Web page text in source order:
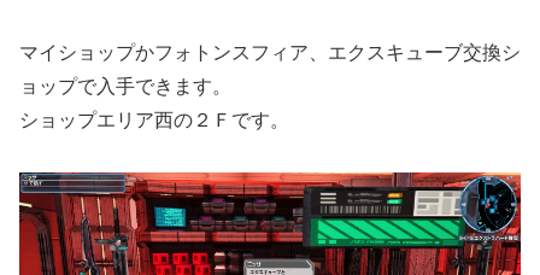
マイショップかフォトンスフィア、エクスキューブ交換シ
ョップで入手できます。
ショップエリア西の２Ｆです。